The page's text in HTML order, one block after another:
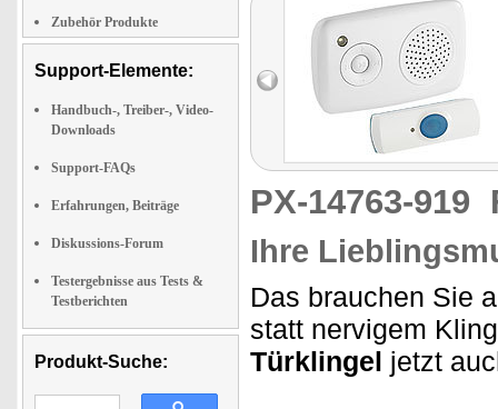
Zubehör Produkte
Support-Elemente:
Handbuch-, Treiber-, Video-
Downloads
Support-FAQs
Erfahrungen, Beiträge
Diskussions-Forum
Testergebnisse aus Tests &
Testberichten
Produkt-Suche:
PX-14763-919
Ihre
Das brauchen Sie
statt nervigem
Türklingel jetzt